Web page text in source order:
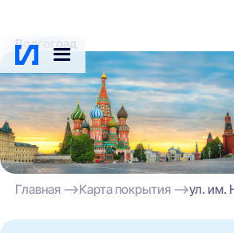
Волгоград
Главная Карта покрытия ул. им.